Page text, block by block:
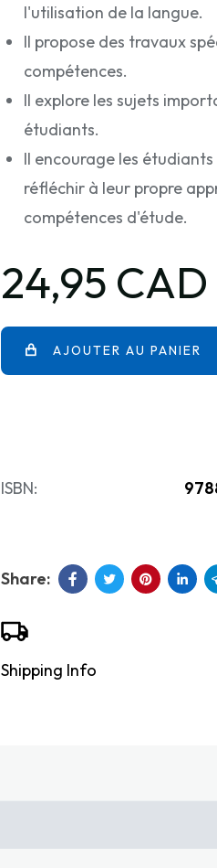
l'utilisation de la langue.
Il propose des travaux
compétences.
Il explore les sujets
étudiants.
Il encourage les
réfléchir à leur propre
compétences d'étude.
24,95 CAD
AJOUTER AU PANIER
ISBN:
Shipping Info